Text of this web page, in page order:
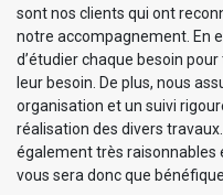
sont nos clients qui ont
notre accompagnement. En
d’étudier chaque besoin
leur besoin. De plus, nous
organisation et un suivi
réalisation des divers
également très raisonnables
vous sera donc que